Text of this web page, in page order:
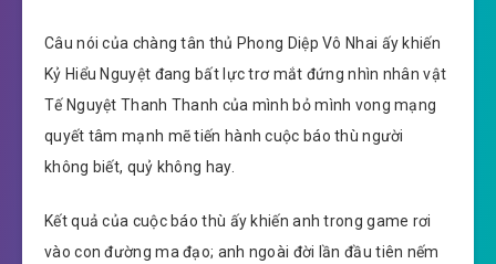
Câu nói của chàng tân thủ Phong Diệp Vô Nhai ấy khiến
Kỷ Hiểu Nguyệt đang bất lực trơ mắt đứng nhìn nhân vật
Tế Nguyệt Thanh Thanh của mình bỏ mình vong mạng
quyết tâm mạnh mẽ tiến hành cuộc báo thù người
không biết, quỷ không hay.
Kết quả của cuộc báo thù ấy khiến anh trong game rơi
vào con đường ma đạo; anh ngoài đời lần đầu tiên nếm